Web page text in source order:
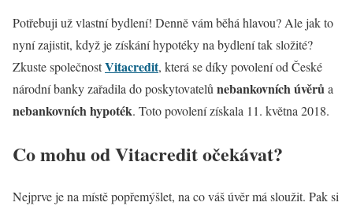
Potřebuji už vlastní bydlení! Denně vám běhá hlavou? Ale jak to
nyní zajistit, když je získání hypotéky na bydlení tak složité?
Zkuste společnostVitacredit, která se díky povolení od České
národní banky zařadila do poskytovatelů nebankovních úvěrůa
nebankovních hypoték. Toto povolení získala 11. května 2018.
Co mohu od Vitacredit očekávat?
Nejprve je na místě popřemýšlet, na co váš úvěr má sloužit. Pak si